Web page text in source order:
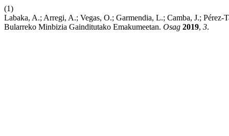
(1)
Labaka, A.; Arregi, A.; Vegas, O.; Garmendia, L.; Camba, J.;
Bularreko Minbizia Gainditutako Emakumeetan. Osag 2019, 3.